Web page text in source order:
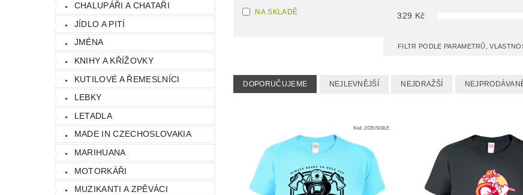
CHALUPÁŘI A CHATAŘI
JÍDLO A PITÍ
JMÉNA
KNIHY A KŘÍŽOVKY
KUTILOVÉ A ŘEMESLNÍCI
LEBKY
LETADLA
MADE IN CZECHOSLOVAKIA
MARIHUANA
MOTORKÁŘI
MUZIKANTI A ZPĚVÁCI
NA SKLADĚ 329 Kč
FILTR PODLE PARAMETRŮ,
DOPORUČUJEME NEJLEVNĚJŠÍ NEJDRAŽŠÍ
Kód:2035/S/BLE